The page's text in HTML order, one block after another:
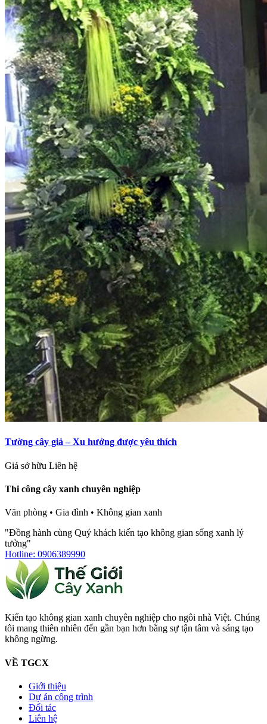
Tường cây giả – Xu hướng được yêu thích
Giá sở hữu Liên hệ
Thi công cây xanh chuyên nghiệp
Văn phòng • Gia đình • Không gian xanh
"Đồng hành cùng Quý khách kiến tạo không gian sống xanh lý
tưởng"
Hotline: 0906389990
Kiến tạo không gian xanh chuyên nghiệp cho ngôi nhà Việt. Chúng
tôi mang thiên nhiên đến gần bạn hơn bằng sự tận tâm và sáng tạo
không ngừng.
VỀ TGCX
Giới thiệu
Dự án công trình
Đối tác
Liên hệ